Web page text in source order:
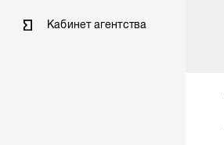
Кабинет агентства